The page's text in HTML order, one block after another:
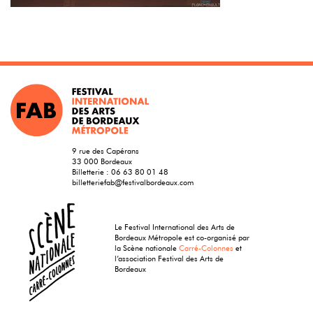
9 rue des Capérans
33 000 Bordeaux
Billetterie : 06 63 80 01 48
billetteriefab@festivalbordeaux.com
Le Festival International des Arts de
Bordeaux Métropole est co-organisé par
la Scène nationaleCarré-Colonnes et
l’association Festival des Arts de
Bordeaux